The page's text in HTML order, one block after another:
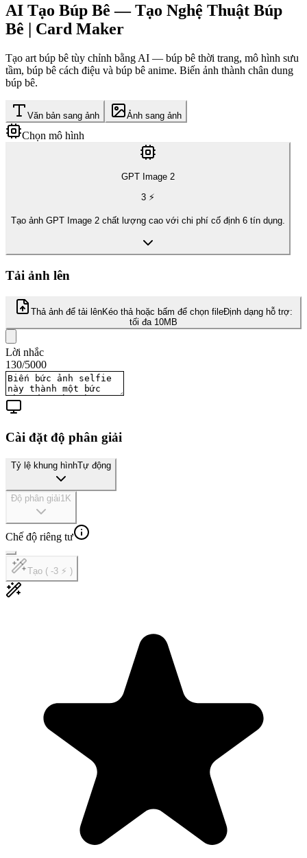
AI Tạo Búp Bê — Tạo Nghệ Thuật Búp
Bê | Card Maker
Tạo art búp bê tùy chỉnh bằng AI — búp bê thời trang, mô hình sưu
tầm, búp bê cách điệu và búp bê anime. Biến ảnh thành chân dung
búp bê.
Văn bản sang ảnh Ảnh sang ảnh
Chọn mô hình
GPT Image 2
3 ⚡
Tạo ảnh GPT Image 2 chất lượng cao với chi phí cố định 6 tín dụng.
Tải ảnh lên
Thả ảnh để tải lênKéo thả hoặc bấm để chọn fileĐịnh dạng hỗ trợ:
tối đa 10MB
Lời nhắc
130/5000
Cài đặt độ phân giải
Tỷ lệ khung hìnhTự động
Độ phân giải1K
Chế độ riêng tư
Tạo ( -3 ⚡ )